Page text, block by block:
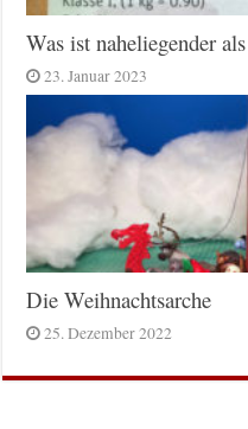
Was ist naheliegender
23. Januar 2023
Die Weihnachtsarche
25. Dezember 2022